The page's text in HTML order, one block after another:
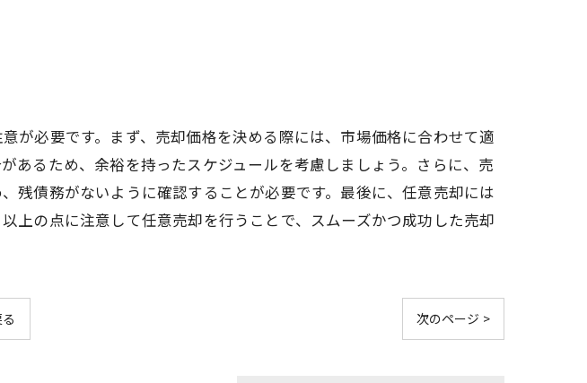
が必要です。まず、売却価格を決める際には、市場価格に合わせて適
あるため、余裕を持ったスケジュールを考慮しましょう。さらに、売
残債務がないように確認することが必要です。最後に、任意売却には
上の点に注意して任意売却を行うことで、スムーズかつ成功した売却
次のページ >